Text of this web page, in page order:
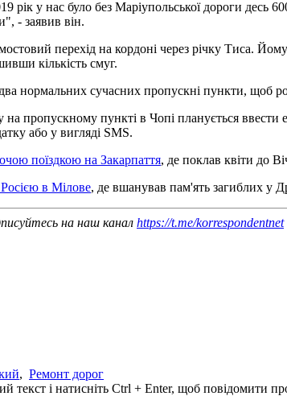
рік у нас було без Маріупольської дороги
- заявив він.
перехід на кордоні через річку Тиса.
кількість смуг.
нормальних сучасних пропускні пункти, щоб
пропускному пункті в Чопі планується
або у вигляді SMS.
поїздкою на Закарпаття, де поклав квіти до
в Мілове, де вшанував пам'ять загиблих у
на наш канал https://t.me/korrespondentnet
, Ремонт дорог
текст і натисніть Ctrl + Enter, щоб повідомити